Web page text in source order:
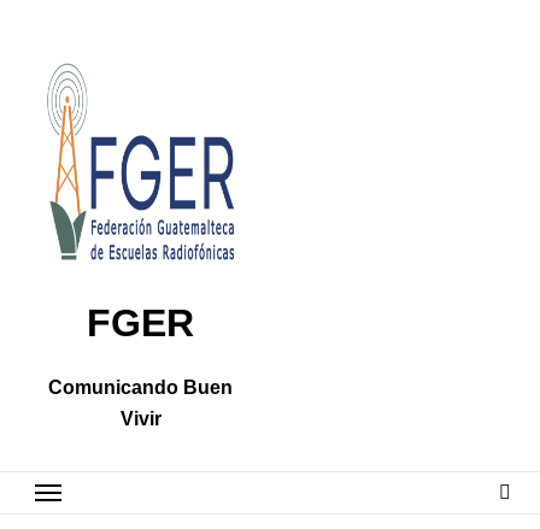
content
FGER
Comunicando Buen
Vivir